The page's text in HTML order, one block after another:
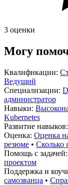
3 оценки
Могу
Квалификации:
Ведущий
Специализации:
администратор
Навыки:
Kubernetes
Развитие навыков:
Оценка: Оценка
резюме • Сколько
Помощь с задачей:
проектом
Поддержка и
самозванца •